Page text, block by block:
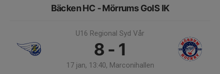
Bäcken HC - Mörrums GoIS IK
U16 Regional Syd Vår
8 - 1
17 jan, 13:40, Marconihallen